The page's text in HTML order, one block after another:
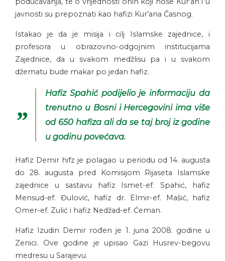
javnosti su prepoznati kao hafizi Kur’ana Časnog.
Istakao je da je misija i cilj Islamske zajednice, i
profesora u obrazovno-odgojnim institucijama
Zajednice, da u svakom medžlisu pa i u svakom
džematu bude makar po jedan hafiz.
Hafiz Spahić podijelio je informaciju da
trenutno u Bosni i Hercegovini ima više
od 650 hafiza ali da se taj broj iz godine
u godinu povećava.
Hafiz Demir hifz je polagao u periodu od 14. augusta
do 28. augusta pred Komisijom Rijaseta Islamske
zajednice u sastavu hafiz Ismet-ef. Spahić, hafiz
Mensud-ef. Đulović, hafiz dr. Elmir-ef. Mašić, hafiz
Omer-ef. Zulić i hafiz Nedžad-ef. Ćeman.
Hafiz Izudin Demir rođen je 1. juna 2008. godine u
Zenici. Ove godine je upisao Gazi Husrev-begovu
medresu u Sarajevu.